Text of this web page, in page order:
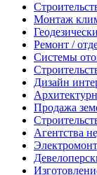
Монтаж
Ремонт /
Системы
Дизайн
Продажа
Агентства